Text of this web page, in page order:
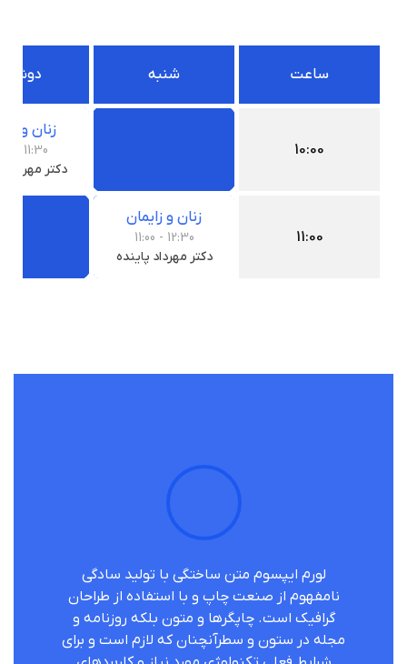
ساعت شنبه
10:00
زنان و
11:30
دکتر مهرداد
11:00
زنان و زایمان
12:30
- 11:00
دکتر مهرداد پاینده
لورم ایپسوم متن ساختگی با تولید سادگی
نامفهوم از صنعت چاپ و با استفاده از طراحان
گرافیک است. چاپگرها و متون بلکه روزنامه و
مجله در ستون و سطرآنچنان که لازم است و برای